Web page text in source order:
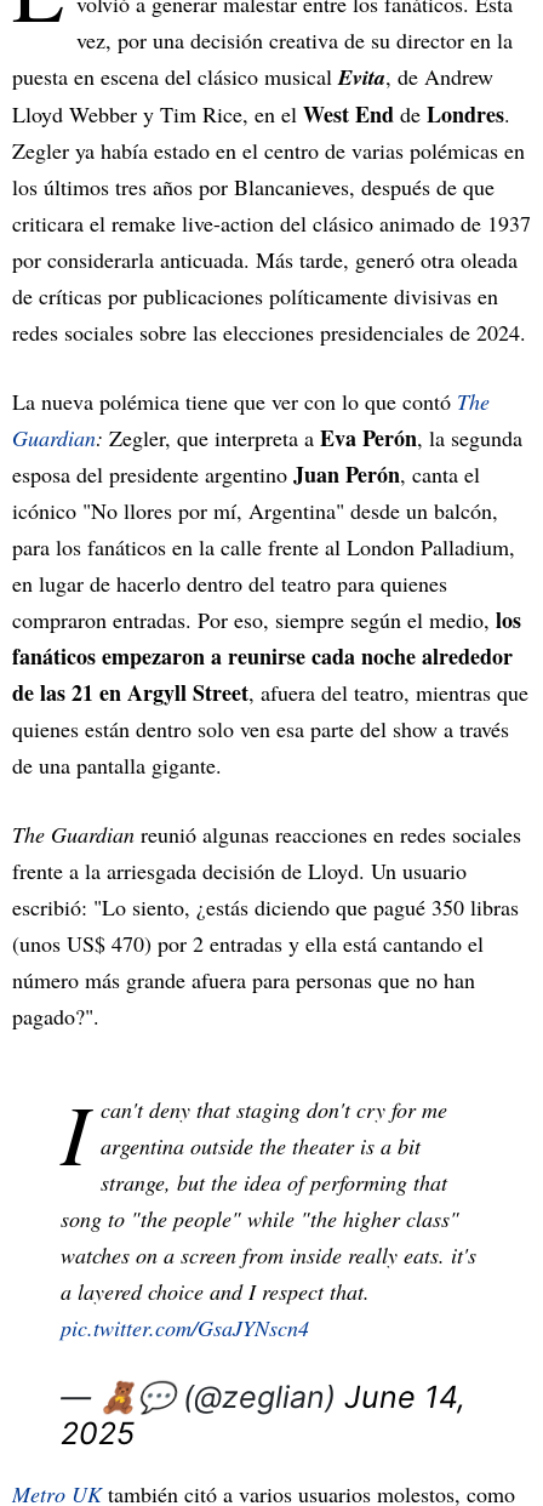
vez, por una decisión creativa de su director en la
puesta en escena del clásico musicalEvita, de Andrew
Lloyd Webber y Tim Rice, en el West End de Londres.
Zegler ya había estado en el centro de varias polémicas en
los últimos tres años por Blancanieves, después de que
criticara el remake live-action del clásico animado de 1937
por considerarla anticuada. Más tarde, generó otra oleada
de críticas por publicaciones políticamente divisivas en
redes sociales sobre las elecciones presidenciales de 2024.
La nueva polémica tiene que ver con lo que contó The
Guardian: Zegler, que interpreta a Eva Perón, la segunda
esposa del presidente argentino Juan Perón, canta el
icónico "No llores por mí, Argentina" desde un balcón,
para los fanáticos en la calle frente al London Palladium,
en lugar de hacerlo dentro del teatro para quienes
compraron entradas. Por eso, siempre según el medio, los
fanáticos empezaron a reunirse cada noche alrededor
de las 21 en Argyll Street, afuera del teatro, mientras que
quienes están dentro solo ven esa parte del show a través
de una pantalla gigante.
The Guardian reunió algunas reacciones en redes sociales
frente a la arriesgada decisión de Lloyd. Un usuario
escribió: "Lo siento, ¿estás diciendo que pagué 350 libras
(unos US$ 470) por 2 entradas y ella está cantando el
número más grande afuera para personas que no han
pagado?".
I can't deny that staging don't cry for me
argentina outside the theater is a bit
strange, but the idea of performing that
song to "the people" while "the higher class"
watches on a screen from inside really eats. it's
a layered choice and I respect that.
pic.twitter.com/GsaJYNscn4
— 🧸💬 (@zeglian) June 14,
2025
Metro UKtambién citó a varios usuarios molestos, como